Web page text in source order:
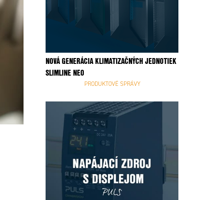
NOVÁ GENERÁCIA KLIMATIZAČNÝCH JEDNOTIEK
SLIMLINE NEO
PRODUKTOVÉ SPRÁVY